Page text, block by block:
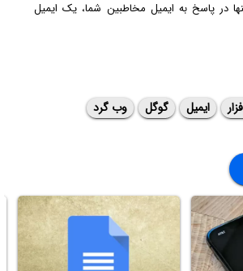
در پاسخ به ایمیل مخاطبین شما، یک ایمیل
ایمیل گوگل وب گرد